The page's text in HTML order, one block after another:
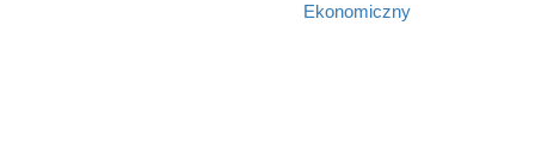
Ekonomiczny